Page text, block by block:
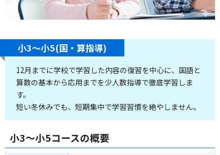
小3～小5(国・算指導)
12月までに学校で学習した内容の復習を中心に、国語と
算数の基本から応用までを少人数指導で徹底学習しま
す。
短い冬休みでも、短期集中で学習習慣を絶やしません。
小3～小5コースの概要